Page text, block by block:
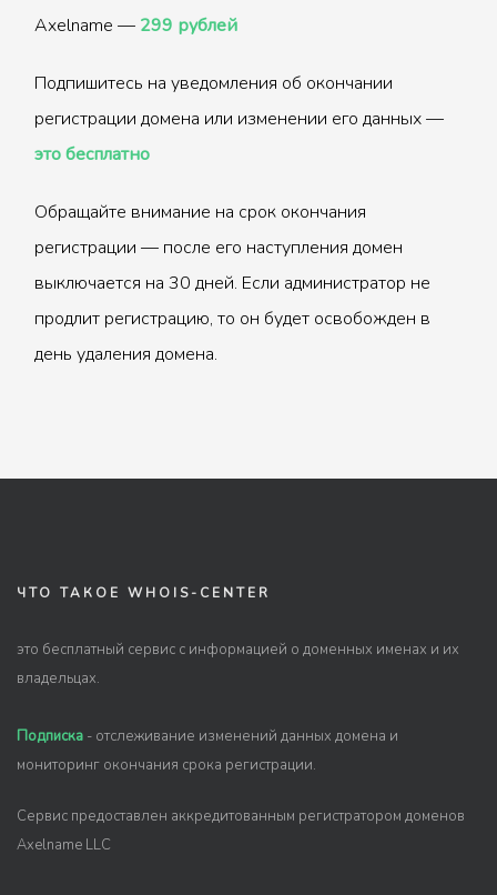
Axelname — 299 рублей
Подпишитесь на уведомления об окончании
регистрации домена или изменении его данных —
это бесплатно
Обращайте внимание на срок окончания
регистрации — после его наступления домен
выключается на 30 дней. Если администратор не
продлит регистрацию, то он будет освобожден в
день удаления домена.
ЧТО ТАКОЕ WHOIS-CENTER
это бесплатный сервис с информацией о доменных именах и их
владельцах.
Подписка - отслеживание изменений данных домена и
мониторинг окончания срока регистрации.
Сервис предоставлен аккредитованным регистратором доменов
Axelname LLC